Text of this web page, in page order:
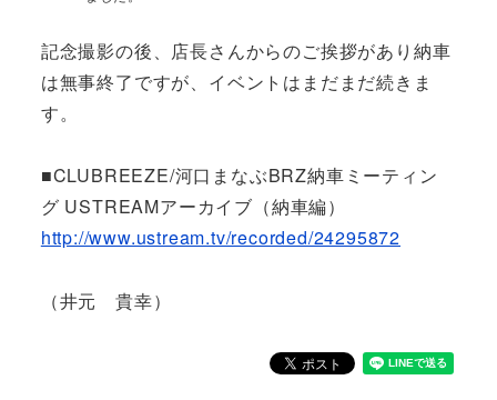
記念撮影の後、店長さんからのご挨拶があり納車
は無事終了ですが、イベントはまだまだ続きま
す。
■CLUBREEZE/河口まなぶBRZ納車ミーティン
グ USTREAMアーカイブ（納車編）
http://www.ustream.tv/recorded/24295872
（井元 貴幸）